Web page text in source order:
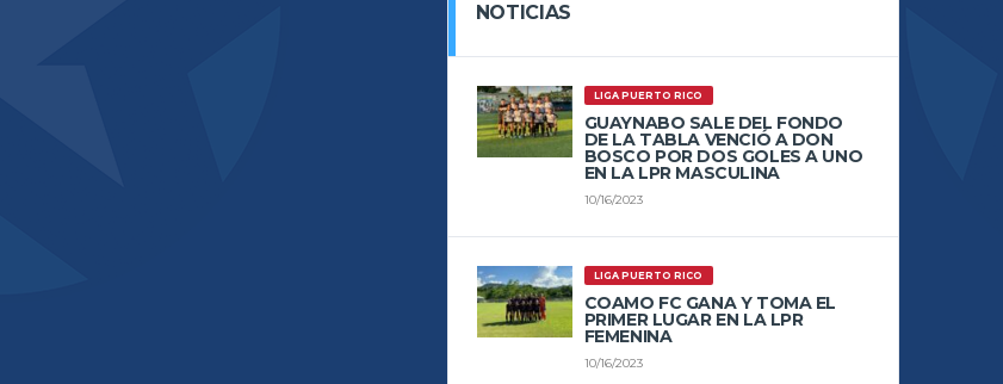
NOTICIAS
LIGA PUERTO RICO
GUAYNABO SALE DEL FONDO
DE LA TABLA VENCIÓ A DON
BOSCO POR DOS GOLES A UNO
EN LA LPR MASCULINA
10/16/2023
LIGA PUERTO RICO
COAMO FC GANA Y TOMA EL
PRIMER LUGAR EN LA LPR
FEMENINA
10/16/2023